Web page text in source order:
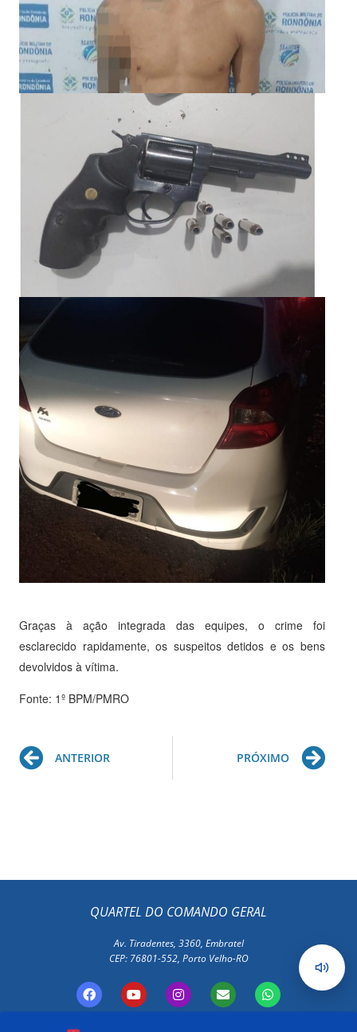
Graças à ação integrada das equipes, o crime foi
esclarecido rapidamente, os suspeitos detidos e os bens
devolvidos à vítima.
Fonte: 1º BPM/PMRO
Prev
ANTERIOR PRÓXIMO
QUARTEL DO COMANDO GERAL
Av. Tiradentes, 3360, Embratel
CEP: 76801-552, Porto Velho-RO
F
a
c
Y
o
u
I
n
s
E
n
v
W
h
a